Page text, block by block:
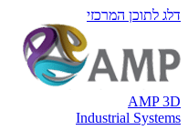
דלג לתוכן המרכזי
AMP 3D
Industrial Systems